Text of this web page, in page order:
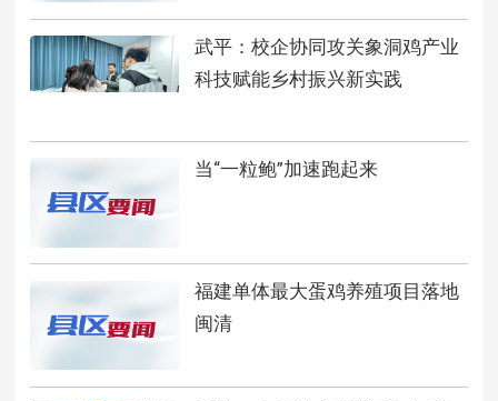
武平：校企协同攻关象洞鸡产业
科技赋能乡村振兴新实践
当“一粒鲍”加速跑起来
福建单体最大蛋鸡养殖项目落地
闽清